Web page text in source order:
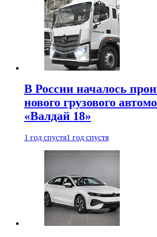
В России началось
нового грузового
«Валдай 18»
1 год спустя1 год спустя